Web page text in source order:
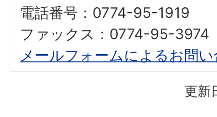
電話番号：0774-95-1919
ファックス：0774-95-3974
メールフォームによるお問
更新